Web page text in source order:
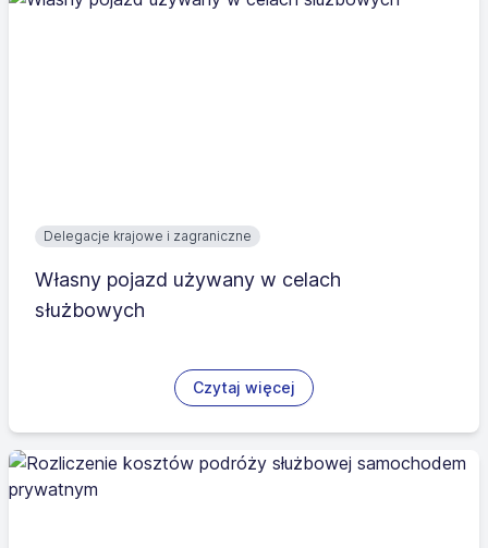
Delegacje krajowe i zagraniczne
Własny pojazd używany w celach
służbowych
Czytaj więcej